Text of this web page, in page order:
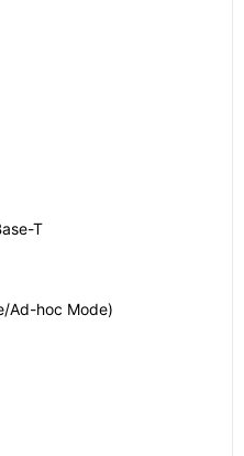
T
Ad-hoc Mode)